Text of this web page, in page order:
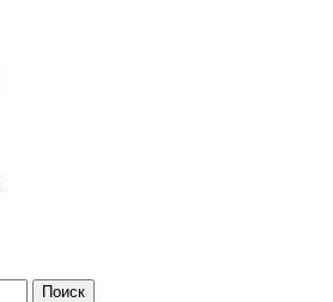
Поиск